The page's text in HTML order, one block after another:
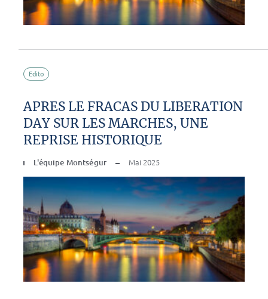
Edito
APRES LE FRACAS DU LIBERATION
DAY SUR LES MARCHES, UNE
REPRISE HISTORIQUE
L'équipe Montségur Mai 2025